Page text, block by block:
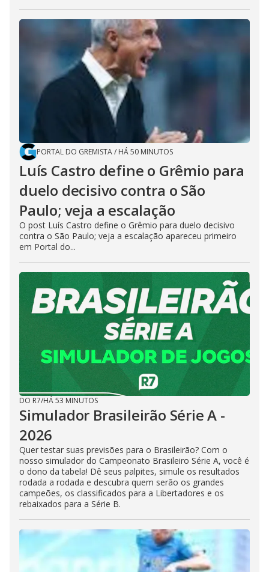
PORTAL DO GREMISTA/ HÁ 50 MINUTOS
Luís Castro define o Grêmio para
duelo decisivo contra o São
Paulo; veja a escalação
O post Luís Castro define o Grêmio para duelo decisivo
contra o São Paulo; veja a escalação apareceu primeiro
em Portal do...
DO R7/HÁ 53 MINUTOS
Simulador Brasileirão Série A -
2026
Quer testar suas previsões para o Brasileirão? Com o
nosso simulador do Campeonato Brasileiro Série A, você é
o dono da tabela! Dê seus palpites, simule os resultados
rodada a rodada e descubra quem serão os grandes
campeões, os classificados para a Libertadores e os
rebaixados para a Série B.